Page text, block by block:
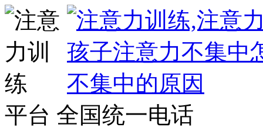
平台 全国统一电话